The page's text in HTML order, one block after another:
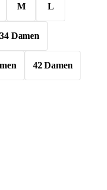
M L
34 Damen
42 Damen